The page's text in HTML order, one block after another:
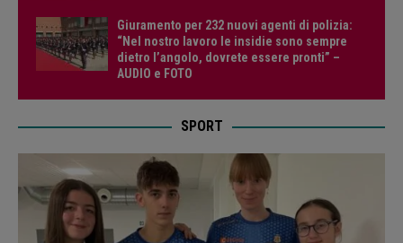
Giuramento per 232 nuovi agenti di polizia:
“Nel nostro lavoro le insidie sono sempre
dietro l’angolo, dovrete essere pronti” –
AUDIO e FOTO
SPORT